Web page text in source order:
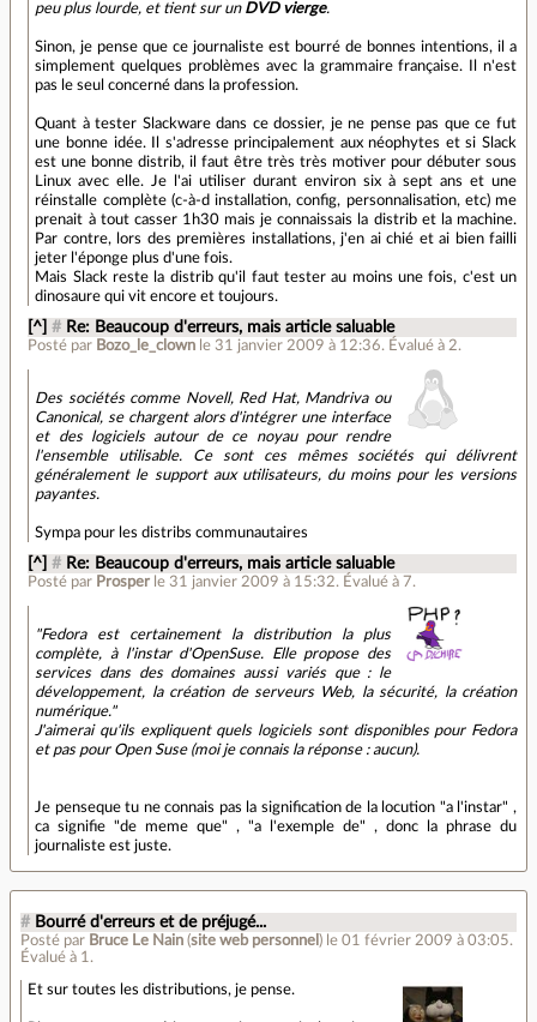
peu plus lourde, et tient sur un DVD vierge.
Sinon, je pense que ce journaliste est bourré de bonnes intentions, il a
simplement quelques problèmes avec la grammaire française. Il n'est
pas le seul concerné dans la profession.
Quant à tester Slackware dans ce dossier, je ne pense pas que ce fut
une bonne idée. Il s'adresse principalement aux néophytes et si Slack
est une bonne distrib, il faut être très très motiver pour débuter sous
Linux avec elle. Je l'ai utiliser durant environ six à sept ans et une
réinstalle complète (c-à-d installation, config, personnalisation, etc) me
prenait à tout casser 1h30 mais je connaissais la distrib et la machine.
Par contre, lors des premières installations, j'en ai chié et ai bien failli
jeter l'éponge plus d'une fois.
Mais Slack reste la distrib qu'il faut tester au moins une fois, c'est un
dinosaure qui vit encore et toujours.
[^] # Re: Beaucoup d'erreurs, mais article saluable
Posté par Bozo_le_clown le 31 janvier 2009 à 12:36. Évalué à 2.
Des sociétés comme Novell, Red Hat, Mandriva ou
Canonical, se chargent alors d'intégrer une interface
et des logiciels autour de ce noyau pour rendre
l'ensemble utilisable. Ce sont ces mêmes sociétés qui délivrent
généralement le support aux utilisateurs, du moins pour les versions
payantes.
Sympa pour les distribs communautaires
[^] # Re: Beaucoup d'erreurs, mais article saluable
Posté par Prosper le 31 janvier 2009 à 15:32. Évalué à7.
"Fedora est certainement la distribution la plus
complète, à l'instar d'OpenSuse. Elle propose des
services dans des domaines aussi variés que : le
développement, la création de serveurs Web, la sécurité, la création
numérique."
J'aimerai qu'ils expliquent quels logiciels sont disponibles pour Fedora
et pas pour Open Suse (moi je connais la réponse : aucun).
Je penseque tu ne connais pas la signification de la locution "a l'instar" ,
ca signifie "de meme que" , "a l'exemple de" , donc la phrase du
journaliste est juste.
# Bourré d'erreurs et de préjugé...
Posté par Bruce Le Nain (site web personnel ) le 01 février 2009 à 03:05.
Évalué à 1 .
Et sur toutes les distributions, je pense.